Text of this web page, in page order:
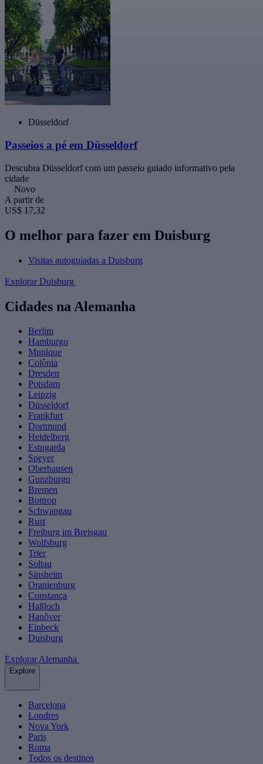
Düsseldorf
Passeios a pé em Düsseldorf
Descubra Düsseldorf com um passeio guiado informativo pela
cidade
Novo
A partir de
US$ 17,32
O melhor para fazer em Duisburg
Visitas autoguiadas a Duisburg
Explorar Duisburg
Cidades na Alemanha
Berlim
Hamburgo
Munique
Colônia
Dresden
Potsdam
Leipzig
Düsseldorf
Frankfurt
Dortmund
Heidelberg
Estugarda
Speyer
Oberhausen
Gunzburgo
Bremen
Bottrop
Schwangau
Rust
Freiburg im Breisgau
Wolfsburg
Trier
Soltau
Sinsheim
Oranienburg
Constança
Haßloch
Hanôver
Einbeck
Duisburg
Explorar Alemanha
Explore
Barcelona
Londres
Nova York
Paris
Roma
Todos os destinos